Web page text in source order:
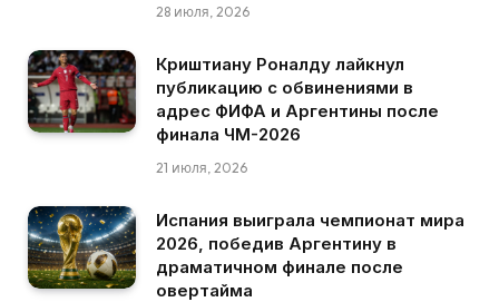
28 июля, 2026
Криштиану Роналду лайкнул
публикацию с обвинениями в
адрес ФИФА и Аргентины после
финала ЧМ-2026
21 июля, 2026
Испания выиграла чемпионат мира
2026, победив Аргентину в
драматичном финале после
овертайма